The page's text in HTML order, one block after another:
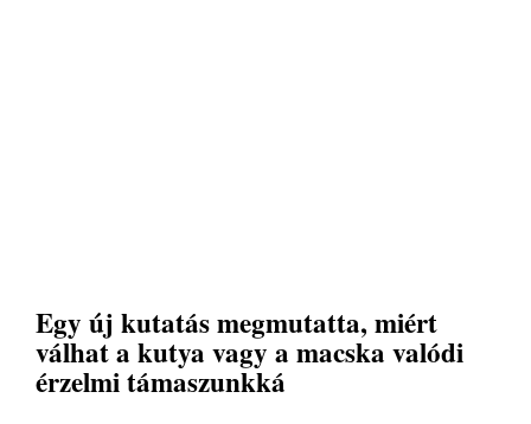
Egy új kutatás megmutatta, miért
válhat a kutya vagy a macska valódi
érzelmi támaszunkká